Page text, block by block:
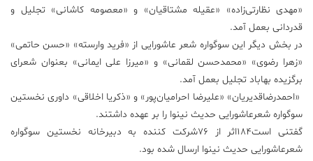
«مهدی نظارتی‌زاده» «عقیله مشتاقیان» و «معصومه کاشانی» تجلیل و
قدردانی بعمل آمد.
در بخش دیگر این سوگواره شعر عاشورایی از «فرید وارسته» «حسن حاتمی»
«زهرا رضوی» «محمدحسن لقمانی» و «میرزا علی ایمانی» بعنوان شعرای
برگزیده بهاباد تجلیل بعمل آمد.
«احمدرضاقدیریان» «علیرضا احرامیان‌پور» و «ذکریا اخلاقی» داوری نخستین
سوگواره شعرعاشورایی حدیث نینوا را بر عهده داشتند.
گفتنی است۱۸۴اثر از ۷۶شرکت کننده به دبیرخانه نخستین سوگواره
شعرعاشورایی حدیث نینوا ارسال شده بود.